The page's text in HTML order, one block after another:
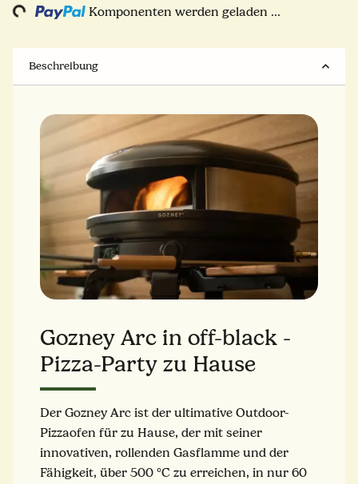
Komponenten werden geladen ...
Beschreibung
Gozney Arc in off-black -
Pizza-Party zu Hause
Der Gozney Arc ist der ultimative Outdoor-
Pizzaofen für zu Hause, der mit seiner
innovativen, rollenden Gasflamme und der
Fähigkeit, über 500 °C zu erreichen, in nur 60